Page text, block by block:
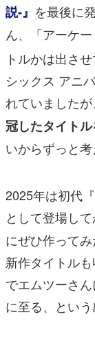
説-』 を最後に
ん、「アーケー
トルかは出さ
シックス アニ
れていましたが、
冠したタイト
いからずっと考
2025年は初代
として登場して
にぜひ作って
新作タイトル
でエムツーさ
に至る、という